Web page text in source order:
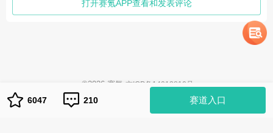
打开赛氪APP查看和发表评论
队伍管理
6047 210 赛道入口
©2026 赛氪 京ICP备14013810号